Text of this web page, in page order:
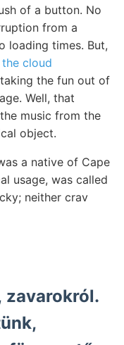
of a button. No
from a
loading times. But,
the cloud
the fun out of
Well, that
music from the
object.
a native of Cape
usage, was called
neither crav